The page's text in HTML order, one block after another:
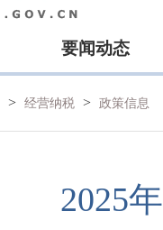
要闻动态
> 经营纳税 > 政策信息
2025